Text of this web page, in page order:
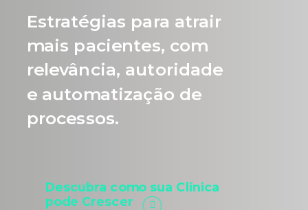
Estratégias para atrair
mais pacientes, com
relevância, autoridade
e automatização de
processos.
Descubra como sua Clínica
pode Crescer